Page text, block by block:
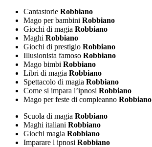
Cantastorie Robbiano
Mago per bambini Robbiano
Giochi di magia Robbiano
Maghi Robbiano
Giochi di prestigio Robbiano
Illusionista famoso Robbiano
Mago bimbi Robbiano
Libri di magia Robbiano
Spettacolo di magia Robbiano
Come si impara l’ipnosi Robbiano
Mago per feste di compleanno Robbiano
Scuola di magia Robbiano
Maghi italiani Robbiano
Giochi magia Robbiano
Imparare l ipnosi Robbiano